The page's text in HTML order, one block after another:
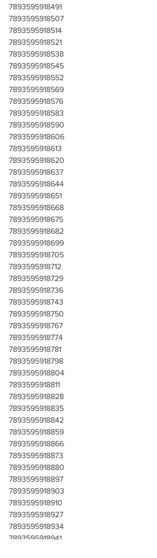
7893595918491
7893595918507
7893595918514
7893595918521
7893595918538
7893595918545
7893595918552
7893595918569
7893595918576
7893595918583
7893595918590
7893595918606
7893595918613
7893595918620
7893595918637
7893595918644
7893595918651
7893595918668
7893595918675
7893595918682
7893595918699
7893595918705
7893595918712
7893595918729
7893595918736
7893595918743
7893595918750
7893595918767
7893595918774
7893595918781
7893595918798
7893595918804
7893595918811
7893595918828
7893595918835
7893595918842
7893595918859
7893595918866
7893595918873
7893595918880
7893595918897
7893595918903
7893595918910
7893595918927
7893595918934
7893595918941